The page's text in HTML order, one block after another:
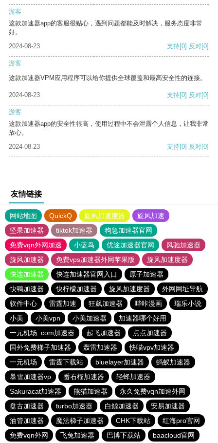
游客
这款加速器app的客服很贴心，遇到问题都能及时解决，服务态度非常
好。
2024-08-23
支持[0] 反对[0]
游客
这款加速器VPM应用程序可以给你提供全球覆盖和最高安全性的连接。
2024-08-23 支持[0] 反对[0]
游客
这款加速器app的安全性很高，使用过程中不会泄露个人信息，让我非常
放心。
2024-08-23
支持[0] 反对[0]
友情链接
网站地图 QuickQ 旋风加速度器
旋风加速
坚果加速器
tiktok加速器
狗急加速器官网
免费vqn外网加速
小蓝鸟 优途加速器官网
风驰加速器
旋风加速器
免费vps加速器外网苹果版
旋风加速度器
快连加速器
快连加速器官网入口
原子加速器
快鸭加速器
快柠檬加速器 旋风加速度器
外网网址导航
软件中心
雷霆加速 狂飙加速器 哔咔漫画
瑞乐小说
小美
小美vpn 小美加速器
加速器哪个好用
一元机场. com加速器
起飞加速器
点点加速器
国外免费梯子加速器
轰雷加速器
快喵vpv加速器
一元机场
雷霆下载站 bluelayer加速器
蚂蚁加速器
暴雪加速器vp
番石榴加速器
轻蜂加速器
Sakuracat加速器
熊猫加速器
永久免费vqn加速外网
盘古加速器
turbo加速器 白鲸加速器
安易加速器
油管加速器
魔法梯子加速器 CHK下载站
红海pro官网
免费vqn外网
飞兔加速器 巴博下载站 baacloud官网